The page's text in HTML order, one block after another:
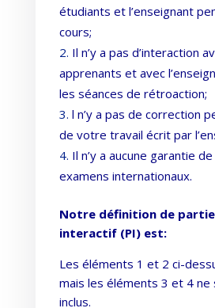
étudiants et l’enseignant
cours;
Il n’y a pas d’interaction
apprenants et avec
les séances de rétroaction;
l n’y a pas de correction
de votre travail écrit par
Il n’y a aucune garantie
examens internationaux.
Notre définition de
interactif (PI) est:
Les éléments 1 et 2 ci-
mais les éléments 3 et 4 ne
inclus.